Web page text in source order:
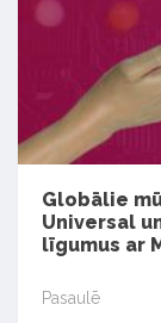
Globālie
Universal
līgumus ar
Pasaulē